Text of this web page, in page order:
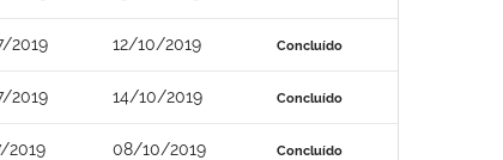
2019 12/10/2019 Concluído
2019 14/10/2019 Concluído
2019 08/10/2019 Concluído